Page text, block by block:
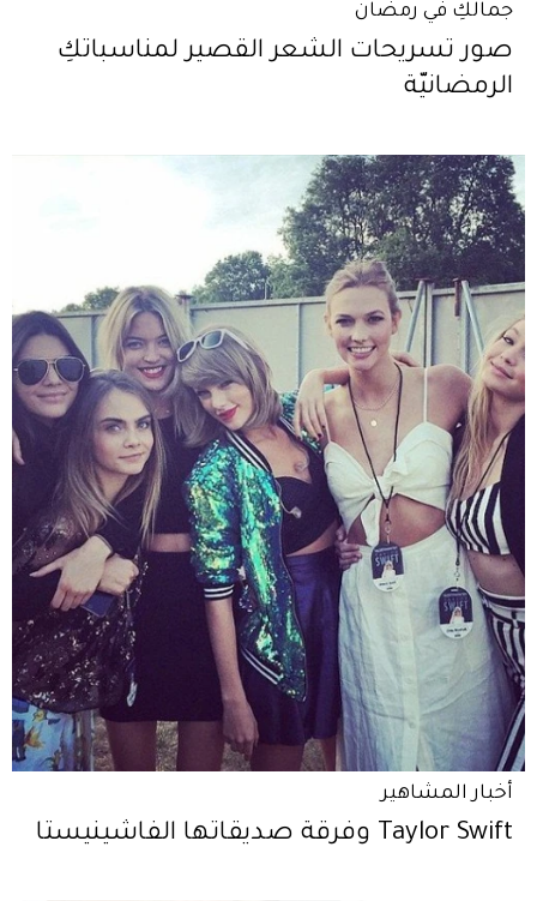
جمالكِ في رمضان
صور تسريحات الشعر القصير لمناسباتكِ
الرمضانيّة
أخبار المشاهير
Taylor Swift وفرقة صديقاتها الفاشينيستا